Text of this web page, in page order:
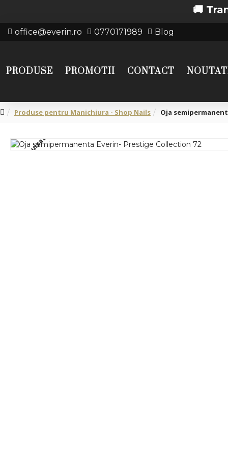
🚚
office@everin.ro 0770171989 Blog
PRODUSE PROMOTII CONTACT
Produse pentru Manichiura - Shop Nails Oja
Stoc epuizat